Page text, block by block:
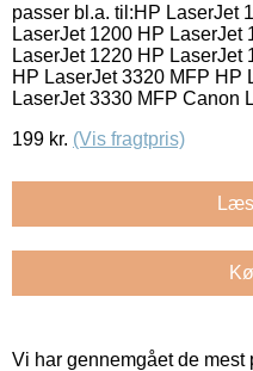
passer bl.a. til:HP LaserJet
LaserJet 1200 HP
LaserJet 1220 HP LaserJet
HP LaserJet 3320 MFP HP
LaserJet 3330 MFP Canon
199 kr. (Vis fragtpris)
Vi har gennemgået de